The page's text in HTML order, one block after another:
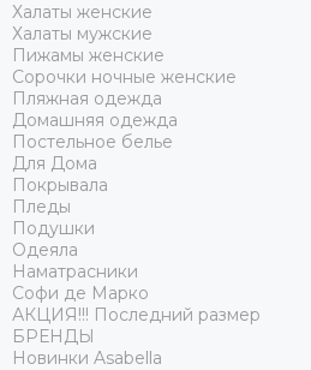
Халаты женские
Халаты мужские
Пижамы женские
Сорочки ночные женские
Пляжная одежда
Домашняя одежда
Постельное белье
Для Дома
Покрывала
Пледы
Подушки
Одеяла
Наматрасники
Софи де Марко
АКЦИЯ!!! Последний размер
БРЕНДЫ
Новинки Asabella